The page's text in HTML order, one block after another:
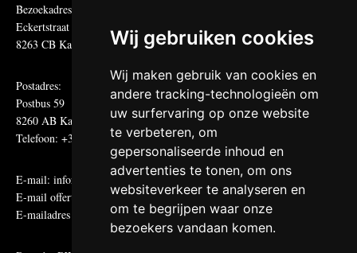
Wij gebruiken cookies
Wij maken gebruik van cookies en
andere tracking-technologieën om
uw surfervaring op onze website
te verbeteren, om
gepersonaliseerde inhoud en
advertenties te tonen, om ons
websiteverkeer te analyseren en
om te begrijpen waar onze
bezoekers vandaan komen.
Bezoekadres:
Eckertstraat 75
8263 CB Kampen
Postadres:
Postbus 59
8260 AB Kampen
Telefoon: +31 (0)38 331 81 81
E-mail: informatie@metadecor.nl
E-mail offertes:
calculatie@metadecor.nl
E-mailadres administratie:facturen@metadecor.nl